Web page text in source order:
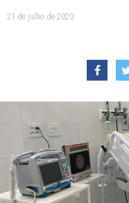
21 de julho de 2020